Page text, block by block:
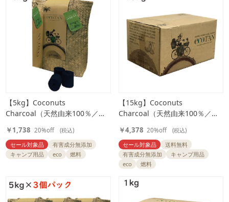
【5kg】Coconuts
Charcoal（天然由来100％／ヤ
￥1,738 20%off
(税込)
セール対象品
有害成分無添加
キャンプ用品
eco 燃料
【15kg】Coconuts
Charcoal（天然由来100％／ヤ
￥4,378 20%off
(税込)
セール対象品
送料無料
有害成分無添加
キャンプ用品
eco
燃料